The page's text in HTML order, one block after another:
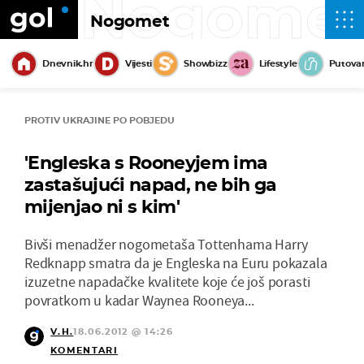
Nogomet
Dnevnik.hr Vijesti Showbizz Lifestyle
PROTIV UKRAJINE PO POBJEDU
'Engleska s Rooneyjem ima
zastašujući napad, ne bih ga
mijenjao ni s kim'
Bivši menadžer nogometaša Tottenhama Harry
Redknapp smatra da je Engleska na Euru pokazala
izuzetne napadačke kvalitete koje će još porasti
povratkom u kadar Waynea Rooneya...
V.H.18.06.2012 @ 14:26
KOMENTARI